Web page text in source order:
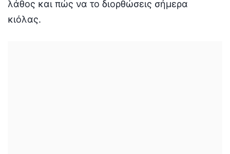
λάθος και πώς να το διορθώσεις σήμερα
κιόλας.